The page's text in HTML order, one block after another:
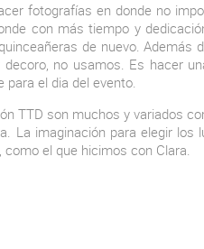
fotografías en donde no
con más tiempo y
de nuevo.
no usamos. Es hacer
el dia del evento.
TTD son muchos y variados
La imaginación para elegir
el que hicimos con Clara.